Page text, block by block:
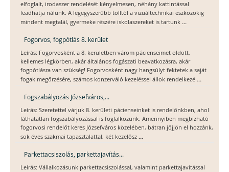
elfoglalt, irodaszer rendelését kényelmesen, néhány kattintással
leadhatja nálunk. A legegyszerűbb tolltól a vizuáltechnikai eszközökig
mindent megtalál, gyermeke részére iskolaszereket is tartunk ...
Fogorvos, fogpótlás 8. kerület
Leírás: Fogorvosként a 8. kerületben várom pácienseimet oldott,
kellemes légkörben, akár általános fogászati beavatkozásra, akár
fogpótlásra van szükség! Fogorvosként nagy hangsúlyt fektetek a saját
fogak megőrzésére, számos konzerváló kezeléssel állok rendelkezé ...
Fogszabályozás Józsefváros,...
Leírás: Szeretettel várjuk 8. kerületi pácienseinket is rendelőnkben, ahol
láthatatlan fogszabályozással is foglalkozunk. Amennyiben megbízható
fogorvosi rendelőt keres Józsefváros közelében, bátran jöjjön el hozzánk,
sok éves szakmai tapasztalattal, két kezelősz ...
Parkettacsiszolás, parkettajavítás...
Leírás: Vállalkozásunk parkettacsiszolással, valamint parkettajavítással